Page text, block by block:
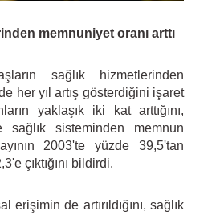
memnuniyet oranı arttı
sağlık hizmetlerinden
her yıl artış gösterdiğini işaret
yaklaşık iki kat arttığını,
sağlık sisteminden memnun
2003'te yüzde 39,5'tan
çıktığını bildirdi.
erişimin de artırıldığını, sağlık